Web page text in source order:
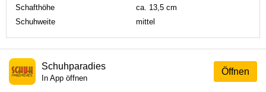
Schafthöhe
ca. 13,5 cm
Schuhweite
mittel
Öffnen
Schuhparadies
In App öffnen